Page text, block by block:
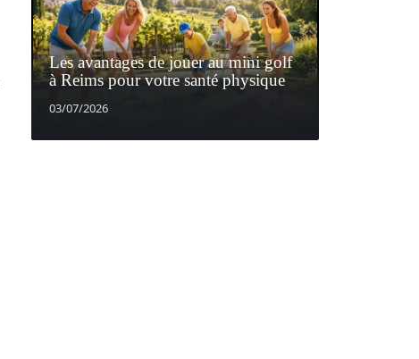
Les avantages de jouer au mini golf
à Reims pour votre santé physique
03/07/2026